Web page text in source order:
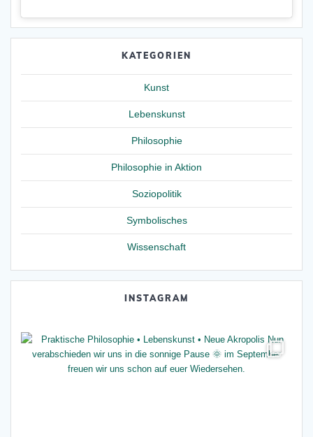
KATEGORIEN
Kunst
Lebenskunst
Philosophie
Philosophie in Aktion
Soziopolitik
Symbolisches
Wissenschaft
INSTAGRAM